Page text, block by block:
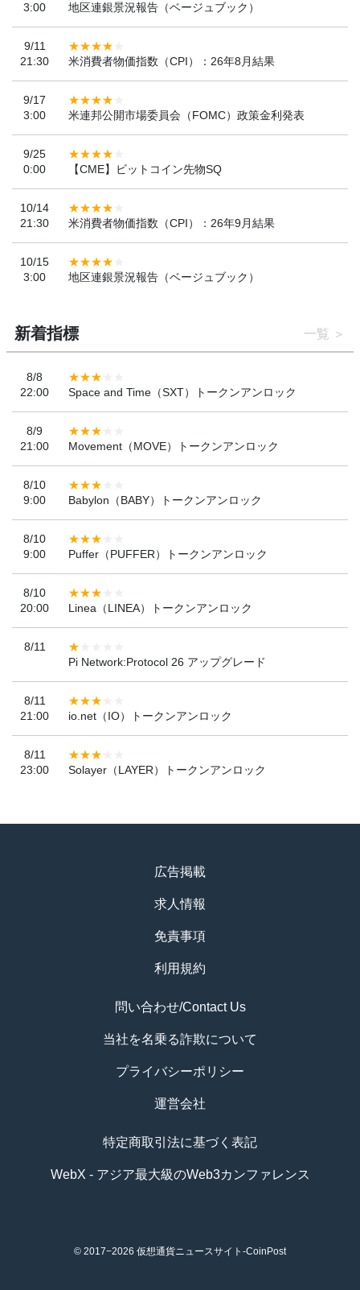
3:00
地区連銀景況報告（ベージュブック）
9/11
21:30
米消費者物価指数（CPI）：26年8月結果
9/17
3:00
米連邦公開市場委員会（FOMC）政策金利発表
9/25
0:00
【CME】ビットコイン先物SQ
10/14
21:30
米消費者物価指数（CPI）：26年9月結果
10/15
3:00
地区連銀景況報告（ベージュブック）
新着指標 一覧
8/8
22:00
Space and Time（SXT）トークンアンロック
8/9
21:00
Movement（MOVE）トークンアンロック
8/10
9:00
Babylon（BABY）トークンアンロック
8/10
9:00
Puffer（PUFFER）トークンアンロック
8/10
20:00
Linea（LINEA）トークンアンロック
8/11
Pi Network:Protocol 26 アップグレード
8/11
21:00
io.net（IO）トークンアンロック
8/11
23:00
Solayer（LAYER）トークンアンロック
広告掲載
求人情報
免責事項
利用規約
問い合わせ/Contact Us
当社を名乗る詐欺について
プライバシーポリシー
運営会社
特定商取引法に基づく表記
WebX - アジア最大級のWeb3カンファレンス
© 2017−2026 仮想通貨ニュースサイト-CoinPost